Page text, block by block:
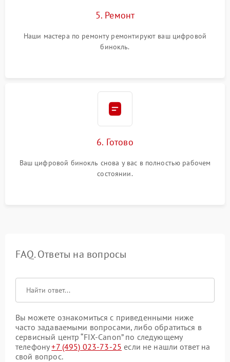
5. Ремонт
Наши мастера по ремонту ремонтируют ваш цифровой
бинокль.
6. Готово
Ваш цифровой бинокль снова у вас в полностью рабочем
состоянии.
FAQ. Ответы на вопросы
Вы можете ознакомиться с приведенными ниже
часто задаваемыми вопросами, либо обратиться в
сервисный центр “FIX-Canon” по следующему
телефону+7 (495) 023-73-25 если не нашли ответ на
свой вопрос.